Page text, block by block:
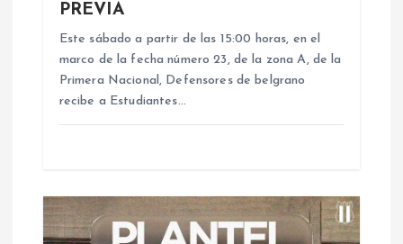
d
PREVIA
Este sábado a partir de las 15:00 horas, en el
marco de la fecha número 23, de la zona A, de la
Primera Nacional, Defensores de belgrano
recibe a Estudiantes…